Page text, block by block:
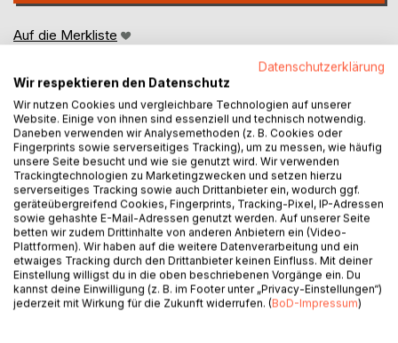
Auf die Merkliste
BESCHREIBUNG
Die Übertragungsnetzbetreiber fordern bis 2030 knapp
15.000 km Netzausbau mit Investitionskosten von 79 Mrd.
Euro, bis 2035 fast 18.000 km mit Investitionskosten von 95
Mrd. Euro.
Der von der Bundesnetzagentur bestätigte
Datenschutzerklärung
Wir respektieren den Datenschutz
Wir nutzen Cookies und vergleichbare Technologien auf unserer
Website. Einige von ihnen sind essenziell und technisch notwendig.
Daneben verwenden wir Analysemethoden (z. B. Cookies oder
Fingerprints sowie serverseitiges Tracking), um zu messen, wie häufig
unsere Seite besucht und wie sie genutzt wird. Wir verwenden
Trackingtechnologien zu Marketingzwecken und setzen hierzu
serverseitiges Tracking sowie auch Drittanbieter ein, wodurch ggf.
geräteübergreifend Cookies, Fingerprints, Tracking-Pixel, IP-Adressen
sowie gehashte E-Mail-Adressen genutzt werden. Auf unserer Seite
betten wir zudem Drittinhalte von anderen Anbietern ein (Video-
Plattformen). Wir haben auf die weitere Datenverarbeitung und ein
etwaiges Tracking durch den Drittanbieter keinen Einfluss. Mit deiner
Einstellung willigst du in die oben beschriebenen Vorgänge ein. Du
kannst deine Einwilligung (z. B. im Footer unter „Privacy-Einstellungen“)
jederzeit mit Wirkung für die Zukunft widerrufen. (BoD-Impressum)